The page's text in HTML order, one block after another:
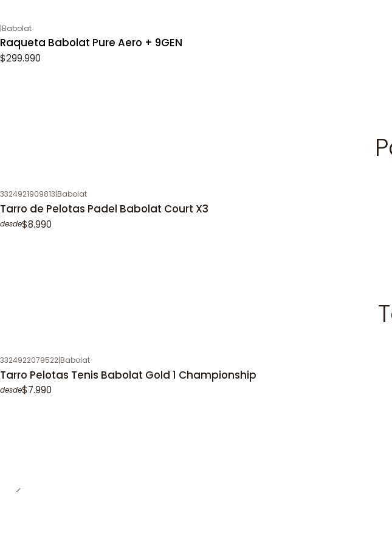
|Babolat
Raqueta Babolat Pure Aero + 9GEN
$299.990
3324921909813|Babolat
Tarro de Pelotas Padel Babolat Court X3
desde$8.990
3324922079522|Babolat
Tarro Pelotas Tenis Babolat Gold 1 Championship
desde$7.990